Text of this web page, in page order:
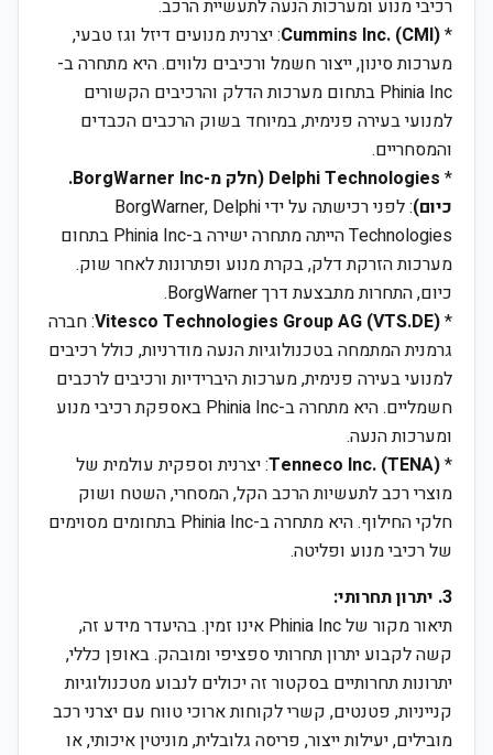
רכיבי מנוע ומערכות הנעה לתעשיית הרכב.
*
Cummins Inc. (CMI): יצרנית מנועים דיזל וגז טבעי,
מערכות סינון, ייצור חשמל ורכיבים נלווים. היא מתחרה ב-
Phinia Inc בתחום מערכות הדלק והרכיבים הקשורים
למנועי בעירה פנימית, במיוחד בשוק הרכבים הכבדים
והמסחריים.
*
Delphi Technologies (חלק מ-BorgWarner Inc.
כיום)
: לפני רכישתה על ידי BorgWarner, Delphi
Technologies הייתה מתחרה ישירה ב-Phinia Inc בתחום
מערכות הזרקת דלק, בקרת מנוע ופתרונות לאחר שוק.
כיום, התחרות מתבצעת דרך BorgWarner.
*
Vitesco Technologies Group AG (VTS.DE): חברה
גרמנית המתמחה בטכנולוגיות הנעה מודרניות, כולל רכיבים
למנועי בעירה פנימית, מערכות היברידיות ורכיבים לרכבים
חשמליים. היא מתחרה ב-Phinia Inc באספקת רכיבי מנוע
ומערכות הנעה.
*
Tenneco Inc. (TENA): יצרנית וספקית עולמית של
מוצרי רכב לתעשיות הרכב הקל, המסחרי, השטח ושוק
חלקי החילוף. היא מתחרה ב-Phinia Inc בתחומים מסוימים
של רכיבי מנוע ופליטה.
3. יתרון תחרותי:
תיאור מקור של Phinia Inc אינו זמין. בהיעדר מידע זה,
קשה לקבוע יתרון תחרותי ספציפי ומובהק. באופן כללי,
יתרונות תחרותיים בסקטור זה יכולים לנבוע מטכנולוגיות
קנייניות, פטנטים, קשרי לקוחות ארוכי טווח עם יצרני רכב
מובילים, יעילות ייצור, פריסה גלובלית, מוניטין איכותי, או